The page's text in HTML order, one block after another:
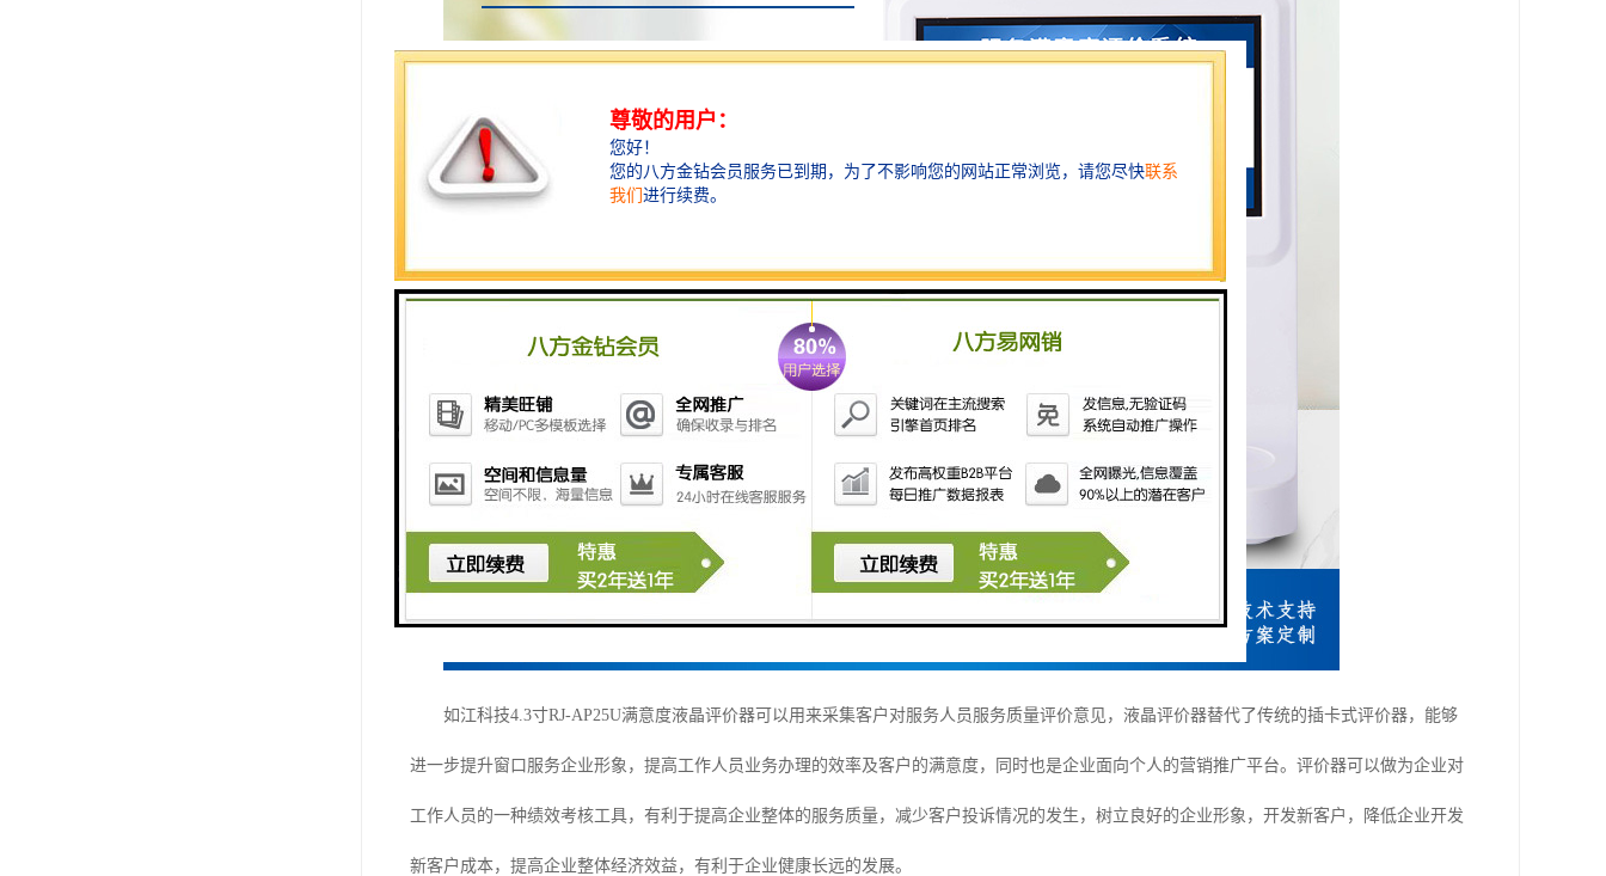
如江科技4.3寸RJ-AP25U满意度液晶评价器可以用来采集客户对服务人员服务质量评价意见，液晶评价器替代了传统的插卡式评价器，能够
进一步提升窗口服务企业形象，提高工作人员业务办理的效率及客户的满意度，同时也是企业面向个人的营销推广平台。 评价器可以做为企业对
工作人员的一种绩效考核工具，有利于提高企业整体的服务质量，减少客户投诉情况的发生，树立良好的企业形象，开发新客户，降低企业开发
新客户成本，提高企业整体经济效益，有利于企业健康长远的发展。